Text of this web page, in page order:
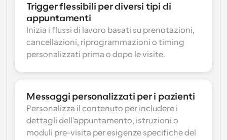
Trigger flessibili per diversi tipi di
appuntamenti
Inizia i flussi di lavoro basati su prenotazioni,
cancellazioni, riprogrammazioni o timing
personalizzati prima o dopo le visite.
Messaggi personalizzati per i pazienti
Personalizza il contenuto per includere i
dettagli dell'appuntamento, istruzioni o
moduli pre-visita per esigenze specifiche del